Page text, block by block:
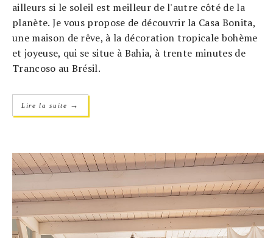
ailleurs si le soleil est meilleur de l'autre côté de la
planète. Je vous propose de découvrir la Casa Bonita,
une maison de rêve, à la décoration tropicale bohème
et joyeuse, qui se situe à Bahia, à trente minutes de
Trancoso au Brésil.
Lire la suite →